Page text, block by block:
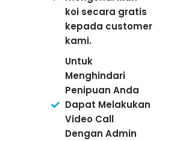
koi secara gratis
kepada customer
kami.
Untuk
Menghindari
Penipuan Anda
Dapat Melakukan
Video Call
Dengan Admin